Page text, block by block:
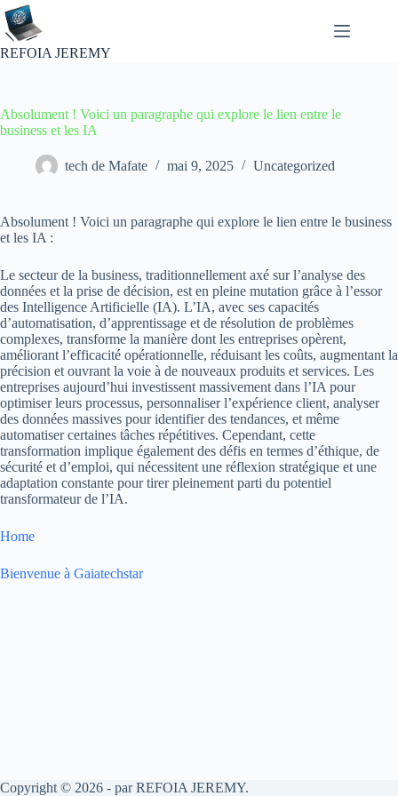
Passer
au
contenu
REFOIA JEREMY
Absolument ! Voici un paragraphe qui explore le lien entre le
business et les IA
tech de Mafate mai 9, 2025 Uncategorized
Absolument ! Voici un paragraphe qui explore le lien entre le business
et les IA :
Le secteur de la business, traditionnellement axé sur l’analyse des
données et la prise de décision, est en pleine mutation grâce à l’essor
des Intelligence Artificielle (IA). L’IA, avec ses capacités
d’automatisation, d’apprentissage et de résolution de problèmes
complexes, transforme la manière dont les entreprises opèrent,
améliorant l’efficacité opérationnelle, réduisant les coûts, augmentant la
précision et ouvrant la voie à de nouveaux produits et services. Les
entreprises aujourd’hui investissent massivement dans l’IA pour
optimiser leurs processus, personnaliser l’expérience client, analyser
des données massives pour identifier des tendances, et même
automatiser certaines tâches répétitives. Cependant, cette
transformation implique également des défis en termes d’éthique, de
sécurité et d’emploi, qui nécessitent une réflexion stratégique et une
adaptation constante pour tirer pleinement parti du potentiel
transformateur de l’IA.
Home
Bienvenue à Gaiatechstar
Copyright © 2026 - par REFOIA JEREMY.